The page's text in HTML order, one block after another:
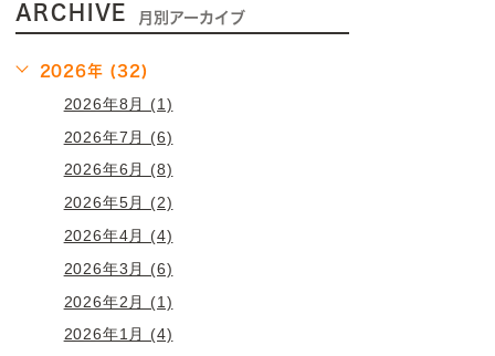
ARCHIVE 月別アーカイブ
2026年 (32)
2026年8月 (1)
2026年7月 (6)
2026年6月 (8)
2026年5月 (2)
2026年4月 (4)
2026年3月 (6)
2026年2月 (1)
2026年1月 (4)